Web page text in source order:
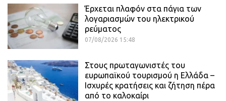
Έρχεται πλαφόν στα πάγια των
λογαριασμών του ηλεκτρικού
ρεύματος
07/08/2026 15:48
Στους πρωταγωνιστές του
ευρωπαϊκού τουρισμού η Ελλάδα –
Ισχυρές κρατήσεις και ζήτηση πέρα
από το καλοκαίρι